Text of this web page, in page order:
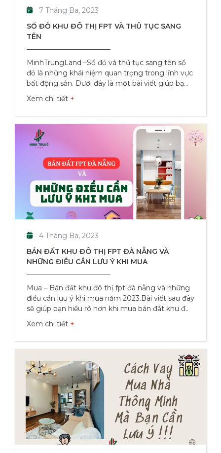
SỔ ĐỎ KHU ĐÔ THỊ FPT VÀ THỦ TỤC SANG
TÊN
7 Tháng Ba, 2023
MinhTrungLand –Sổ đỏ và thủ tục sang tên sổ
đỏ là những khái niệm quan trọng trong lĩnh vực
bất động sản. Dưới đây là một bài viết giúp bạn
hiểu rõ hơn về các khái niệm này và thủ tục cần
thiết để sang tên sổ đỏ. 1. Sổ đỏ là gì? Sổ đỏ là
một giấy tờ quan trọng trong việc chứng minh
quyền sở hữu đất đai và bất động sản. Nó còn
được gọi là giấy chứng nhận quyền sử dụng đất
hoặc giấy chứng nhận sở hữu nhà ở. Sổ đỏ chứa
đựng thông tin về
Xem chi tiết
BÁN ĐẤT KHU ĐÔ THỊ FPT ĐÀ NẴNG VÀ
NHỮNG ĐIỀU CẦN LƯU Ý KHI MUA
4 Tháng Ba, 2023
Mua – Bán đất khu đô thị fpt đà nẵng và những
điều cần luu ý khi mua năm 2023.Bài viết sau đây
sẽ giúp bạn hiểu rõ hơn khi mua bán đất khu đô
thị fpt đà nẵng năm 2023,Hãy cùng
MinhTrungLand tìm hiểu thêm! Tổng Quan Khu
Đô Thị FPT Đây là một khu đô thị được xây dựng
bởi Tập đoàn FPT tại Đà Nẵng, với diện tích lên
đến 365ha và tổng vốn đầu tư lên tới 17.000 tỷ
đồng. Khu đô thị này có vị trí đắc địa, nằm ngay
trên trục đường Trường Chinh,
Xem chi tiết